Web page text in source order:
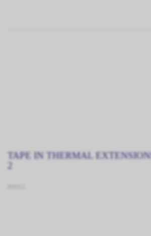
TAPE IN THERMAL
2